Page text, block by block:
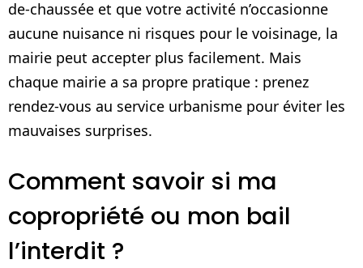
de-chaussée et que votre activité n’occasionne
aucune nuisance ni risques pour le voisinage, la
mairie peut accepter plus facilement. Mais
chaque mairie a sa propre pratique : prenez
rendez-vous au service urbanisme pour éviter les
mauvaises surprises.
Comment savoir si ma
copropriété ou mon bail
l’interdit ?